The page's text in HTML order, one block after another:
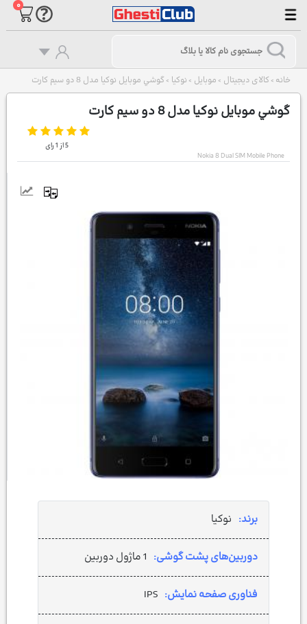
۰
خانه > کالای دیجیتال > موبایل > نوکیا > گوشي موبايل نوکيا مدل 8 دو سيم کارت
گوشي موبايل نوکيا مدل 8 دو سيم کارت
5از 1رای
Nokia 8 Dual SIM Mobile Phone
برند: نوکیا
دوربین‌های پشت گوشی: 1 ماژول دوربین
فناوری صفحه نمایش: IPS